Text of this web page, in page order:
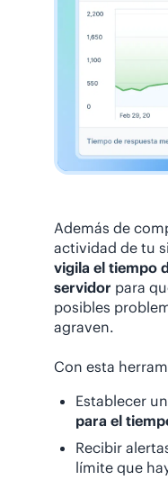
Además de
actividad de tu
vigila el tiempo
servidor para
posibles
agraven.
Con esta
Establecer un
para el
Recibir
límite que